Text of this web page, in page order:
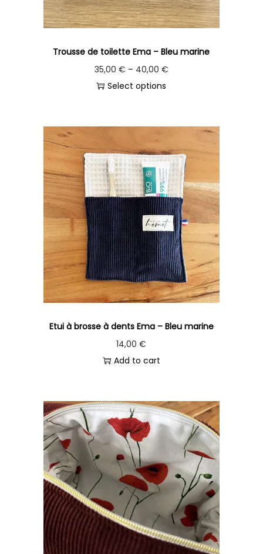
Trousse de toilette Ema – Bleu marine
35,00 € – 40,00 €
Select options
Etui à brosse à dents Ema – Bleu marine
14,00€
Add to cart